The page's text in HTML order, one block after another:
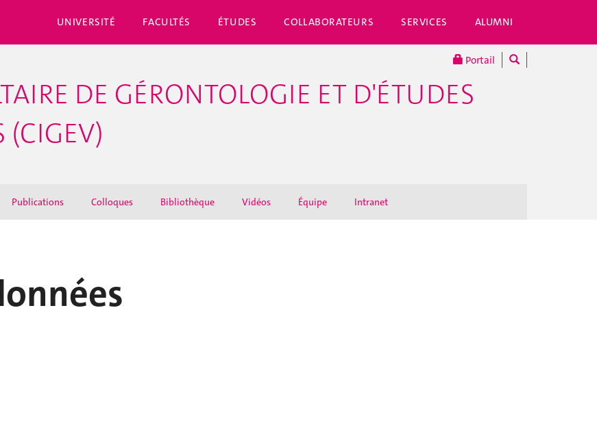
UNIVERSITÉ FACULTÉS ÉTUDES COLLABORATEURS SERVICES ALUMNI
Portail
DE GÉRONTOLOGIE ET D'ÉTUDES
(CIGEV)
Publications Colloques Bibliothèque Vidéos Équipe Intranet